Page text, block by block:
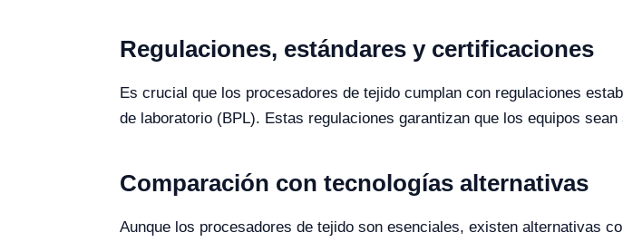
Regulaciones, estándares y certificaciones
Es crucial que los procesadores de tejido cumplan con regulaciones
de laboratorio (BPL). Estas regulaciones garantizan que los equipos
Comparación con tecnologías alternativas
Aunque los procesadores de tejido son esenciales, existen alternativas